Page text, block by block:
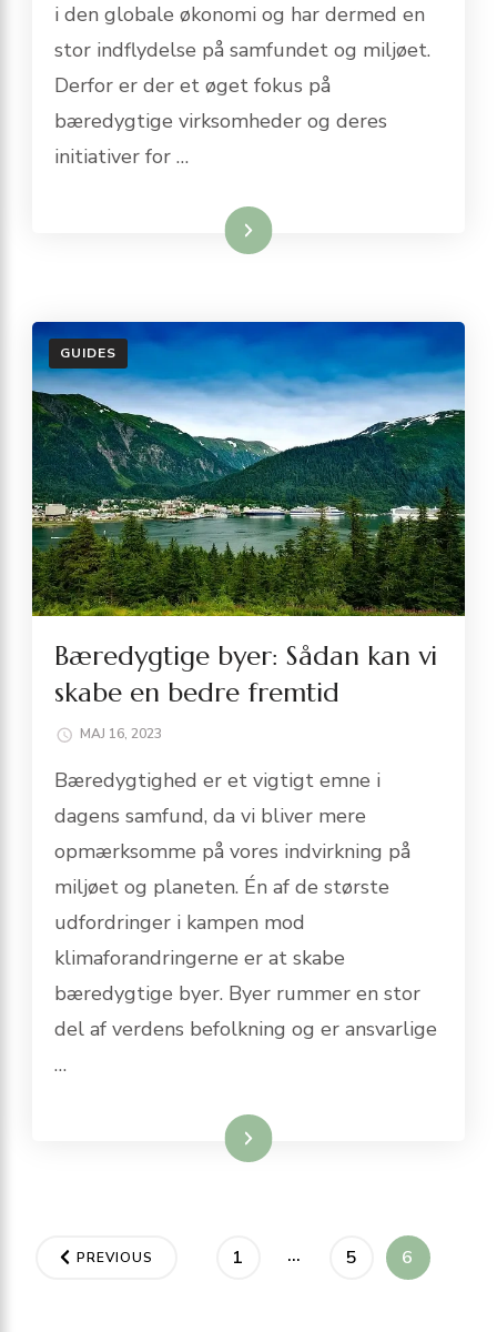
i den globale økonomi og har dermed en
stor indflydelse på samfundet og miljøet.
Derfor er der et øget fokus på
bæredygtige virksomheder og deres
initiativer for …
Læs mere
GUIDES
Bæredygtige byer: Sådan kan vi
skabe en bedre fremtid
MAJ 16, 2023
Bæredygtighed er et vigtigt emne i
dagens samfund, da vi bliver mere
opmærksomme på vores indvirkning på
miljøet og planeten. Én af de største
udfordringer i kampen mod
klimaforandringerne er at skabe
bæredygtige byer. Byer rummer en stor
del af verdens befolkning og er ansvarlige
…
Læs mere
Indlægsinddeling
PREVIOUS PAGE
1 … PAGE
5 PAGE
6